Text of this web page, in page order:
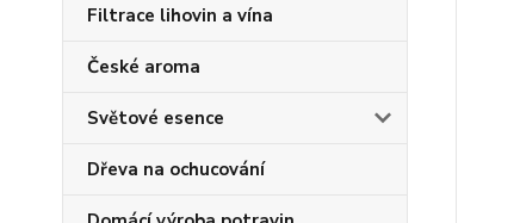
Filtrace lihovin a vína
České aroma
Světové esence
Dřeva na ochucování